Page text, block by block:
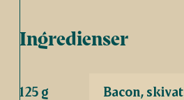
Ingredienser
125 g
Bacon, skivat